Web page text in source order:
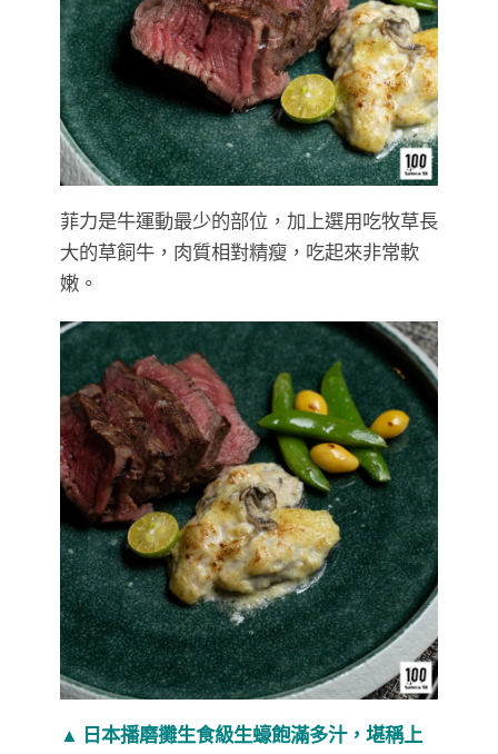
菲力是牛運動最少的部位，加上選用吃牧草長
大的草飼牛，肉質相對精瘦，吃起來非常軟
嫩。
▲ 日本播磨攤生食級生蠔飽滿多汁，堪稱上